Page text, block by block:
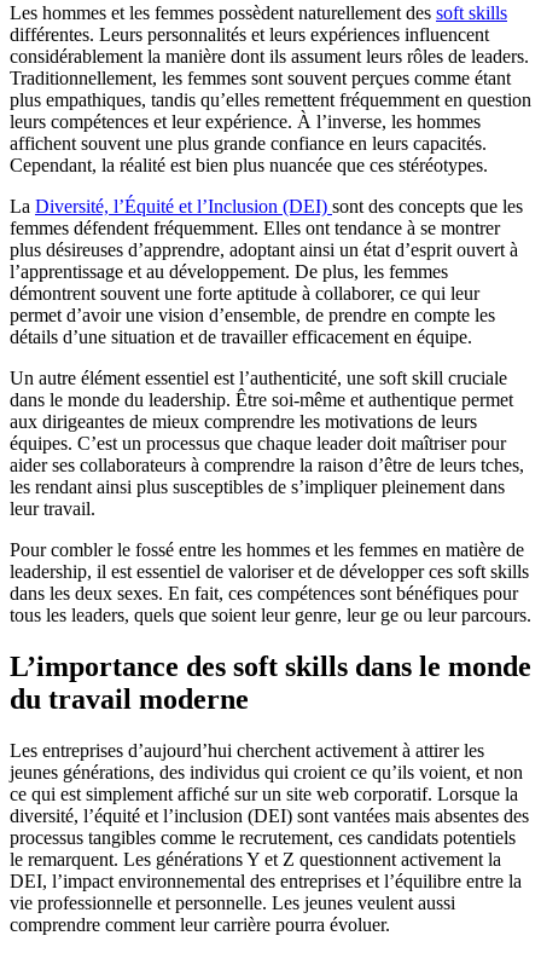
Les hommes et les femmes possèdent naturellement des soft skills
différentes. Leurs personnalités et leurs expériences influencent
considérablement la manière dont ils assument leurs rôles de leaders.
Traditionnellement, les femmes sont souvent perçues comme étant
plus empathiques, tandis qu’elles remettent fréquemment en question
leurs compétences et leur expérience. À l’inverse, les hommes
affichent souvent une plus grande confiance en leurs capacités.
Cependant, la réalité est bien plus nuancée que ces stéréotypes.
La Diversité, l’Équité et l’Inclusion (DEI) sont des concepts que les
femmes défendent fréquemment. Elles ont tendance à se montrer
plus désireuses d’apprendre, adoptant ainsi un état d’esprit ouvert à
l’apprentissage et au développement. De plus, les femmes
démontrent souvent une forte aptitude à collaborer, ce qui leur
permet d’avoir une vision d’ensemble, de prendre en compte les
détails d’une situation et de travailler efficacement en équipe.
Un autre élément essentiel est l’authenticité, une soft skill cruciale
dans le monde du leadership. Être soi-même et authentique permet
aux dirigeantes de mieux comprendre les motivations de leurs
équipes. C’est un processus que chaque leader doit maîtriser pour
aider ses collaborateurs à comprendre la raison d’être de leurs tches,
les rendant ainsi plus susceptibles de s’impliquer pleinement dans
leur travail.
Pour combler le fossé entre les hommes et les femmes en matière de
leadership, il est essentiel de valoriser et de développer ces soft skills
dans les deux sexes. En fait, ces compétences sont bénéfiques pour
tous les leaders, quels que soient leur genre, leur ge ou leur parcours.
L’importance des soft skills dans le monde
du travail moderne
Les entreprises d’aujourd’hui cherchent activement à attirer les
jeunes générations, des individus qui croient ce qu’ils voient, et non
ce qui est simplement affiché sur un site web corporatif. Lorsque la
diversité, l’équité et l’inclusion (DEI) sont vantées mais absentes des
processus tangibles comme le recrutement, ces candidats potentiels
le remarquent. Les générations Y et Z questionnent activement la
DEI, l’impact environnemental des entreprises et l’équilibre entre la
vie professionnelle et personnelle. Les jeunes veulent aussi
comprendre comment leur carrière pourra évoluer.